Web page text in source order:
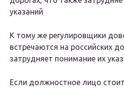
указаний
К тому же регулировщики
встречаются на российских
затрудняет понимание их
Если должностное лицо